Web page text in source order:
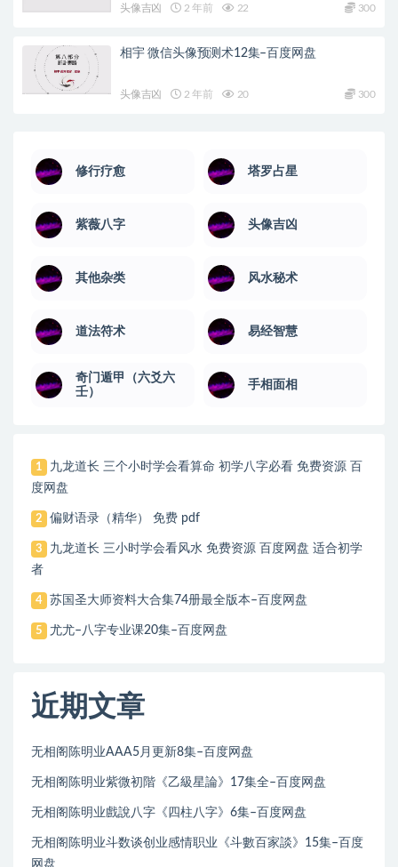
头像吉凶 2 年前 22 300
相宇 微信头像预测术12集–百度网盘
头像吉凶 2 年前 20 300
修行疗愈 塔罗占星
紫薇八字 头像吉凶
其他杂类 风水秘术
道法符术 易经智慧
奇门遁甲（六爻六
壬）
手相面相
1
九龙道长 三个小时学会看算命 初学八字必看 免费资源 百
度网盘
2 偏财语录（精华） 免费 pdf
3
九龙道长 三小时学会看风水 免费资源 百度网盘 适合初学
者
4 苏国圣大师资料大合集74册最全版本–百度网盘
5 尤尤–八字专业课20集–百度网盘
近期文章
无相阁陈明业AAA5月更新8集–百度网盘
无相阁陈明业紫微初階《乙級星論》17集全–百度网盘
无相阁陈明业戲說八字《四柱八字》6集–百度网盘
无相阁陈明业斗数谈创业感情职业《斗數百家談》15集–百度
网盘